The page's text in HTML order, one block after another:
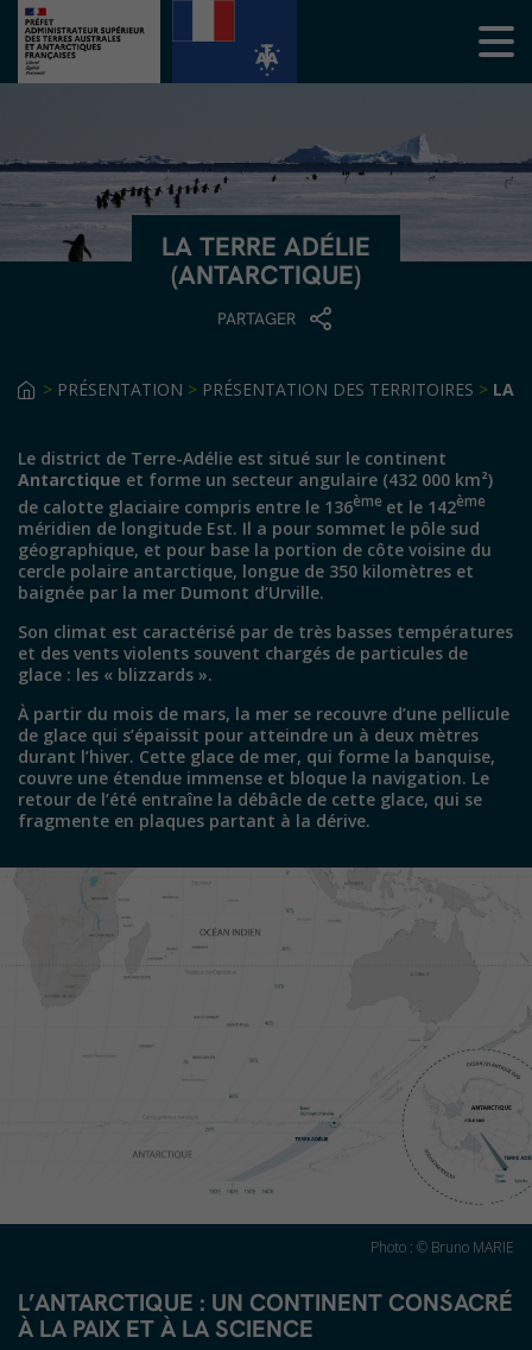
LA TERRE ADÉLIE
(ANTARCTIQUE)
PARTAGER
> PRÉSENTATION > PRÉSENTATION DES TERRITOIRES > LA
Le district de Terre-Adélie est situé sur le continent
Antarctique et forme un secteur angulaire (432 000 km²)
de calotte glaciaire compris entre le 136ème et le 142ème
méridien de longitude Est. Il a pour sommet le pôle sud
géographique, et pour base la portion de côte voisine du
cercle polaire antarctique, longue de 350 kilomètres et
baignée par la mer Dumont d’Urville.
Son climat est caractérisé par de très basses températures
et des vents violents souvent chargés de particules de
glace : les « blizzards ».
À partir du mois de mars, la mer se recouvre d’une pellicule
de glace qui s’épaissit pour atteindre un à deux mètres
durant l’hiver. Cette glace de mer, qui forme la banquise,
couvre une étendue immense et bloque la navigation. Le
retour de l’été entraîne la débâcle de cette glace, qui se
fragmente en plaques partant à la dérive.
Photo : © Bruno MARIE
L’ANTARCTIQUE : UN CONTINENT CONSACRÉ
À LA PAIX ET À LA SCIENCE